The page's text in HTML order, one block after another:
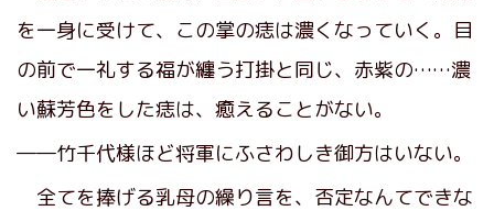
を一身に受けて、この掌の痣は濃くなっていく。目
の前で一礼する福が纏う打掛と同じ、赤紫の……濃
い蘇芳色をした痣は、癒えることがない。
――竹千代様ほど将軍にふさわしき御方はいない。
全てを捧げる乳母の繰り言を、否定なんてできな